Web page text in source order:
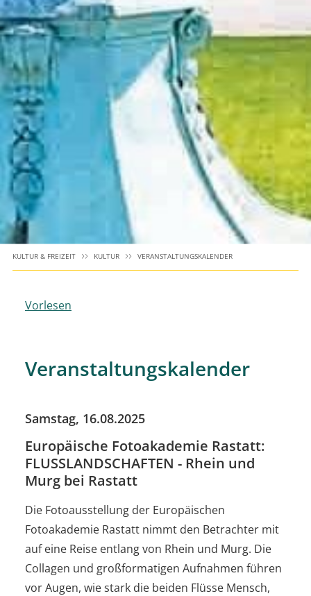
KULTUR & FREIZEIT KULTUR VERANSTALTUNGSKALENDER
Vorlesen
Veranstaltungskalender
Samstag, 16.08.2025
Europäische Fotoakademie Rastatt:
FLUSSLANDSCHAFTEN - Rhein und
Murg bei Rastatt
Die Fotoausstellung der Europäischen
Fotoakademie Rastatt nimmt den Betrachter mit
auf eine Reise entlang von Rhein und Murg. Die
Collagen und großformatigen Aufnahmen führen
vor Augen, wie stark die beiden Flüsse Mensch,